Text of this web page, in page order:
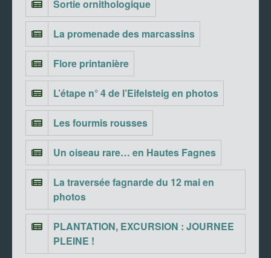
Sortie ornithologique
La promenade des marcassins
Flore printanière
L’étape n° 4 de l’Eifelsteig en photos
Les fourmis rousses
Un oiseau rare… en Hautes Fagnes
La traversée fagnarde du 12 mai en
photos
PLANTATION, EXCURSION : JOURNEE
PLEINE !